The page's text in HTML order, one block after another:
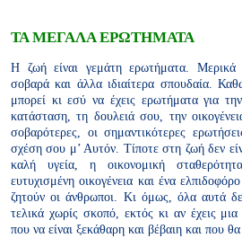
ΤΑ ΜΕΓΑΛΑ ΕΡΩΤΗΜΑΤΑ
Η ζωή είναι γεμάτη ερωτήματα. Μερικά
σοβαρά και άλλα ιδιαίτερα σπουδαία.
μπορεί κι εσύ να έχεις ερωτήματα για
κατάσταση, τη δουλειά σου, την
σοβαρότερες, οι σημαντικότερες
σχέση σου μ’ Αυτόν. Τίποτε στη ζωή δεν
καλή υγεία, η οικονομική
ευτυχισμένη οικογένεια και ένα
ζητούν οι άνθρωποι. Κι όμως, όλα αυτά
τελικά χωρίς σκοπό, εκτός κι αν έχεις
που να είναι ξεκάθαρη και βέβαιη και που θα